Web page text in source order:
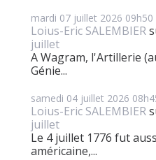
mardi 07 juillet 2026 09h50
Loius-Eric SALEMBIER
juillet
A Wagram, l'Artillerie
Génie...
samedi 04 juillet 2026
Loius-Eric SALEMBIER
juillet
Le 4 juillet 1776 fut
américaine,...